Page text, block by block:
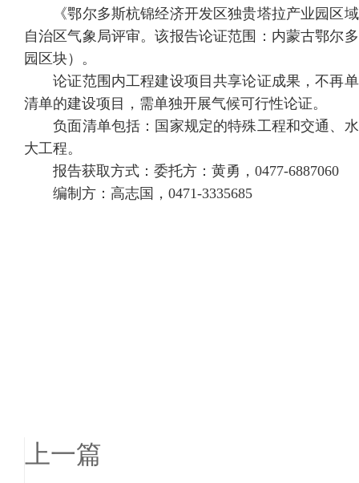
《鄂尔多斯杭锦经济开发区独贵塔拉产业园区域
自治区气象局评审。该报告论证范围：内蒙古鄂尔
园区块）。
论证范围内工程建设项目共享论证成果，不再单
清单的建设项目，需单独开展气候可行性论证。
负面清单包括：国家规定的特殊工程和交通、水
大工程。
报告获取方式：委托方：黄勇，0477-6887060
编制方：高志国，0471-3335685
上一篇